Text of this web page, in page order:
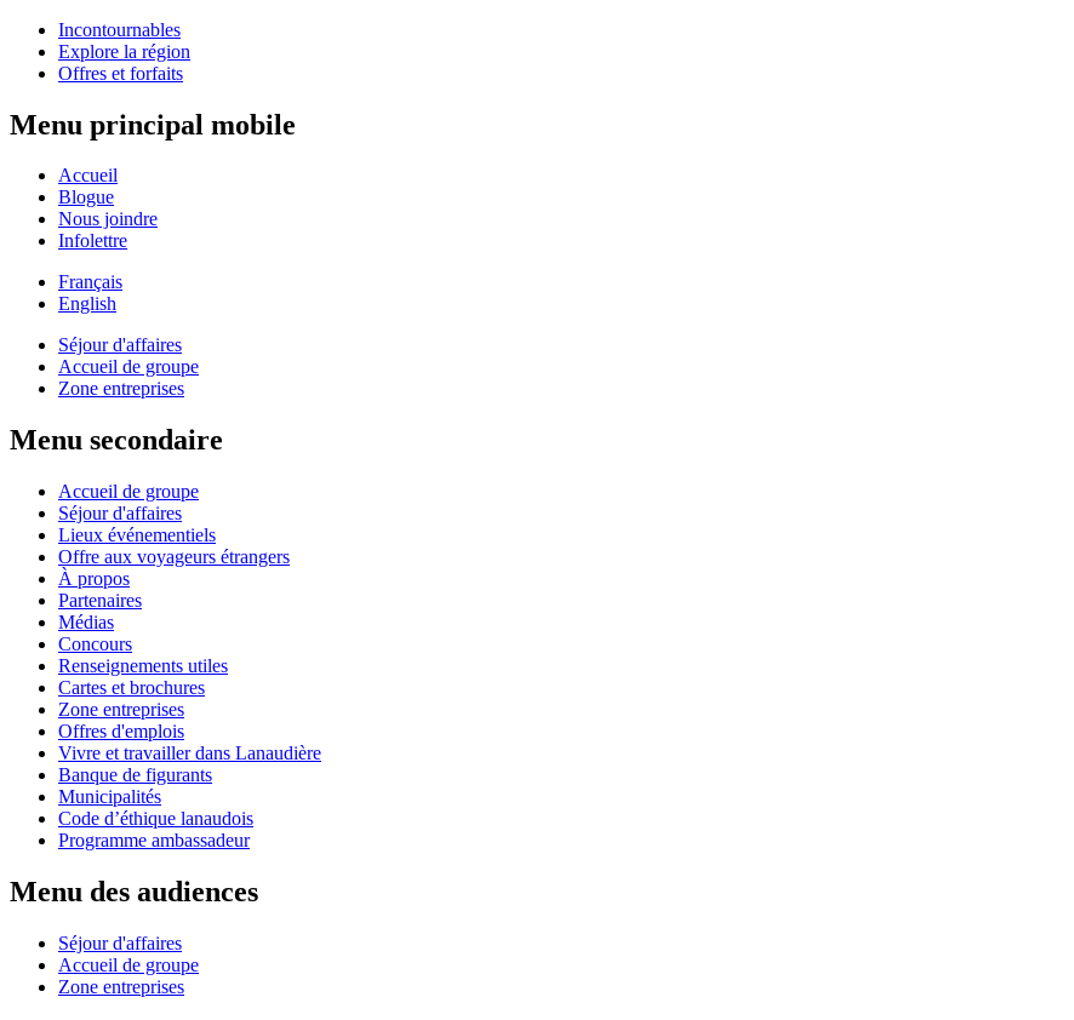
Incontournables
Explore la région
Offres et forfaits
Menu principal mobile
Accueil
Blogue
Nous joindre
Infolettre
Français
English
Séjour d'affaires
Accueil de groupe
Zone entreprises
Menu secondaire
Accueil de groupe
Séjour d'affaires
Lieux événementiels
Offre aux voyageurs étrangers
À propos
Partenaires
Médias
Concours
Renseignements utiles
Cartes et brochures
Zone entreprises
Offres d'emplois
Vivre et travailler dans Lanaudière
Banque de figurants
Municipalités
Code d’éthique lanaudois
Programme ambassadeur
Menu des audiences
Séjour d'affaires
Accueil de groupe
Zone entreprises